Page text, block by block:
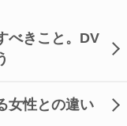
べきこと。DV
女性との違い